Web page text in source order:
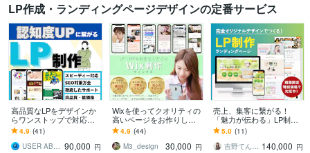
LP作成・ランディングページデザインの定番サービス
高品質なLPをデザインか
らワンストップで対応し
ます SEO対策/デザイン/
修正無料/スマホ対応
4.9 (41)
USER ABILITIES 90,000 円
Wixを使ってクオリティの
高いページをお作りしま
す 丁寧なヒアリングで魅
力を伝える強みを引き出
すLPを作ります！
4.9 (44)
M3_design
30,000 円
売上、集客に繋がる！
「魅力が伝わる」LP制作
します 小規模事業者様向
け◎サロン/講座/士業/建
設/不動産/教室
5.0 (11)
吉野てんこ_WEB業界7年目デザイナー 140,000 円